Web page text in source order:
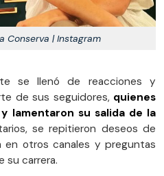
Conserva | Instagram
se llenó de reacciones y
de sus seguidores, quienes
lamentaron su salida de la
se repitieron deseos de
en otros canales y preguntas
su carrera.